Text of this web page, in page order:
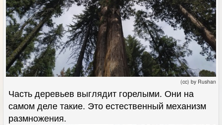
(cc) by Rushan
Часть деревьев выглядит горелыми. Они на
самом деле такие. Это естественный механизм
размножения.